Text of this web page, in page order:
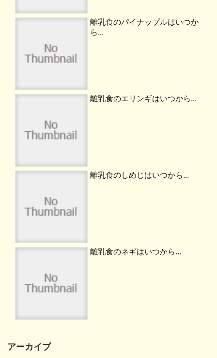
離乳食のパイナップルはいつか
ら...
離乳食のエリンギはいつから...
離乳食のしめじはいつから...
離乳食のネギはいつから...
アーカイブ